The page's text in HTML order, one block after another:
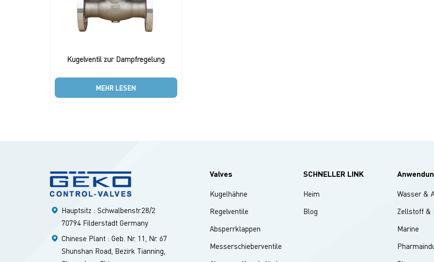
Kugelventil zur Dampfregelung
MEHR LESEN
Hauptsitz : Schwalbenstr.28/2
70794 Filderstadt Germany
Chinese Plant : Geb. Nr. 11, Nr. 67
Shunshan Road, Bezirk Tianning,
Valves
Kugelhähne
Regelventile
Absperrklappen
Messerschieberventile
SCHNELLER LINK
Heim
Blog
Wasser &
Zellstoff &
Marine